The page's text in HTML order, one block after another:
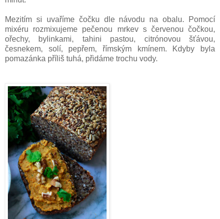
Mezitím si uvaříme čočku dle návodu na obalu. Pomocí
mixéru rozmixujeme pečenou mrkev s červenou čočkou,
ořechy, bylinkami, tahini pastou, citrónovou šťávou,
česnekem, solí, pepřem, římským kmínem. Kdyby byla
pomazánka příliš tuhá, přidáme trochu vody.